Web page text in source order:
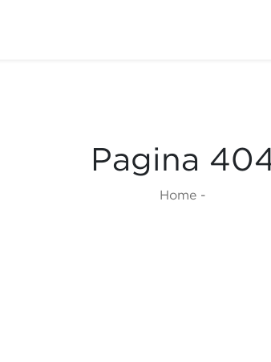
Pagina
Home -